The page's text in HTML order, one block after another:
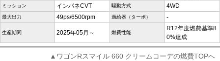
ミッション インパネCVT 駆動方式 4WD
最大出力 49ps/6500rpm 過給器（ターボ） -
生産期間 2025年05月～ 燃費性能
R12年度燃費基準8
0%達成
▲ワゴンRスマイル 660 クリームコーデの燃費TOPへ